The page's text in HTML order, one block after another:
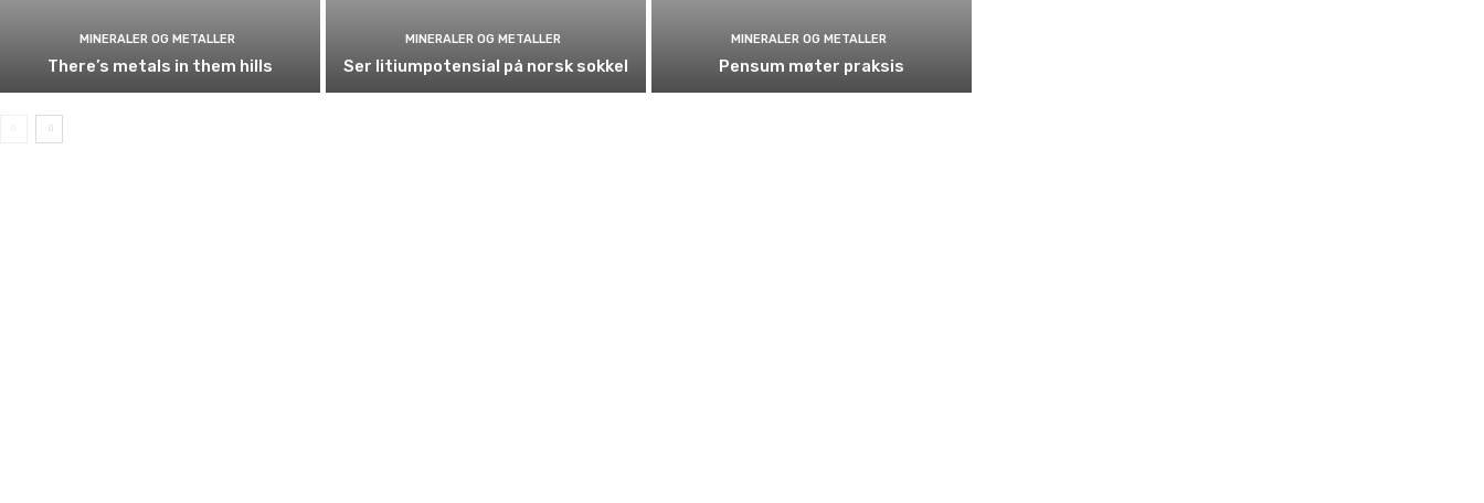
MINERALER OG METALLER
There’s metals in them hills
MINERALER OG METALLER
Ser litiumpotensial på norsk sokkel
MINERALER OG METALLER
Pensum møter praksis